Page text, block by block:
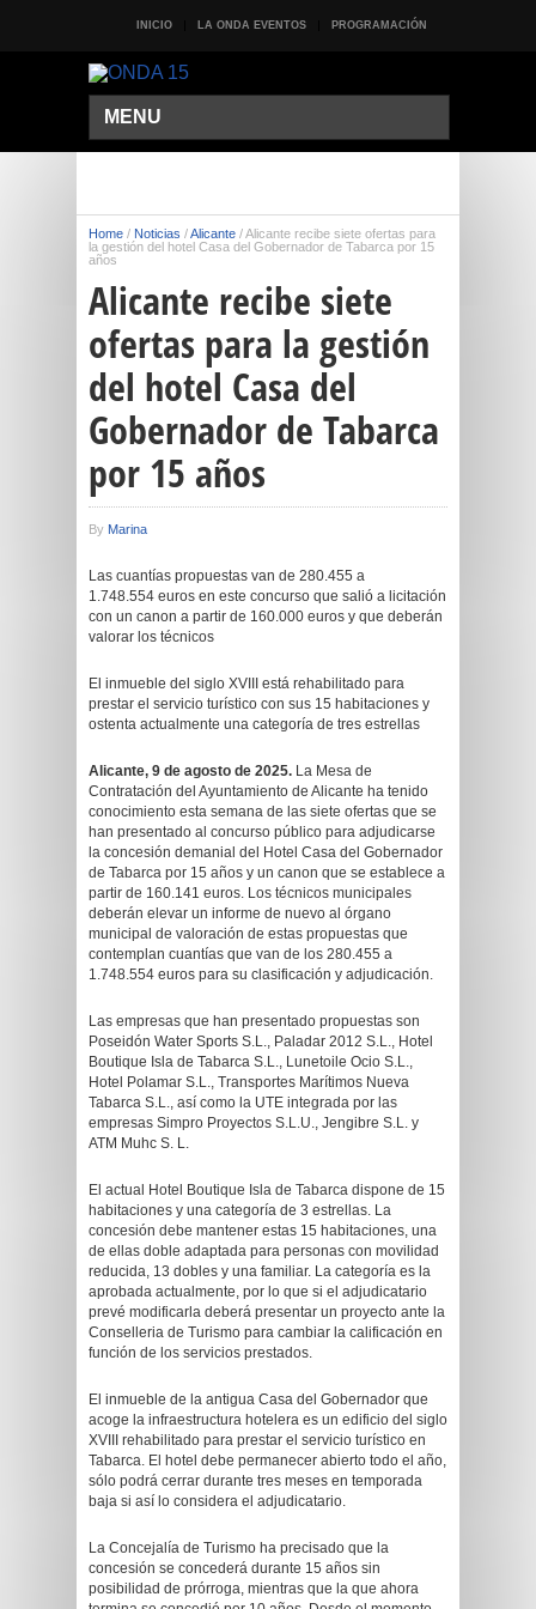
INICIO LA ONDA EVENTOS PROGRAMACIÓN
MENU
Home / Noticias /Alicante /Alicante recibe siete ofertas para
la gestión del hotel Casa del Gobernador de Tabarca por 15
años
Alicante recibe siete
ofertas para la gestión
del hotel Casa del
Gobernador de Tabarca
por 15 años
By Marina
Las cuantías propuestas van de 280.455 a
1.748.554 euros en este concurso que salió a licitación
con un canon a partir de 160.000 euros y que deberán
valorar los técnicos
El inmueble del siglo XVIII está rehabilitado para
prestar el servicio turístico con sus 15 habitaciones y
ostenta actualmente una categoría de tres estrellas
Alicante, 9 de agosto de 2025. La Mesa de
Contratación del Ayuntamiento de Alicante ha tenido
conocimiento esta semana de las siete ofertas que se
han presentado al concurso público para adjudicarse
la concesión demanial del Hotel Casa del Gobernador
de Tabarca por 15 años y un canon que se establece a
partir de 160.141 euros. Los técnicos municipales
deberán elevar un informe de nuevo al órgano
municipal de valoración de estas propuestas que
contemplan cuantías que van de los 280.455 a
1.748.554 euros para su clasificación y adjudicación.
Las empresas que han presentado propuestas son
Poseidón Water Sports S.L., Paladar 2012 S.L., Hotel
Boutique Isla de Tabarca S.L., Lunetoile Ocio S.L.,
Hotel Polamar S.L., Transportes Marítimos Nueva
Tabarca S.L., así como la UTE integrada por las
empresas Simpro Proyectos S.L.U., Jengibre S.L. y
ATM Muhc S. L.
El actual Hotel Boutique Isla de Tabarca dispone de 15
habitaciones y una categoría de 3 estrellas. La
concesión debe mantener estas 15 habitaciones, una
de ellas doble adaptada para personas con movilidad
reducida, 13 dobles y una familiar. La categoría es la
aprobada actualmente, por lo que si el adjudicatario
prevé modificarla deberá presentar un proyecto ante la
Conselleria de Turismo para cambiar la calificación en
función de los servicios prestados.
El inmueble de la antigua Casa del Gobernador que
acoge la infraestructura hotelera es un edificio del siglo
XVIII rehabilitado para prestar el servicio turístico en
Tabarca. El hotel debe permanecer abierto todo el año,
sólo podrá cerrar durante tres meses en temporada
baja si así lo considera el adjudicatario.
La Concejalía de Turismo ha precisado que la
concesión se concederá durante 15 años sin
posibilidad de prórroga, mientras que la que ahora